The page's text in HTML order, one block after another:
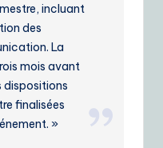
incluant
des
La
mois avant
dispositions
finalisées
»